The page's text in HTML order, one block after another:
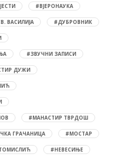
#ВЈЕРОНАУКА
ВАСИЛИЈА #ДУБРОВНИК
#ЗВУЧНИ ЗАПИСИ
ДУЖИ
#МАНАСТИР ТВРДОШ
ГРАЧАНИЦА #МОСТАР
#НЕВЕСИЊЕ